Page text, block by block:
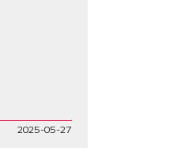
2025-05-27